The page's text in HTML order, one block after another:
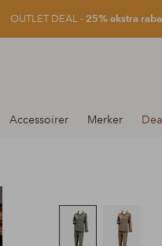
OUTLET DEAL - 25% ekstra
Accessoirer Merker